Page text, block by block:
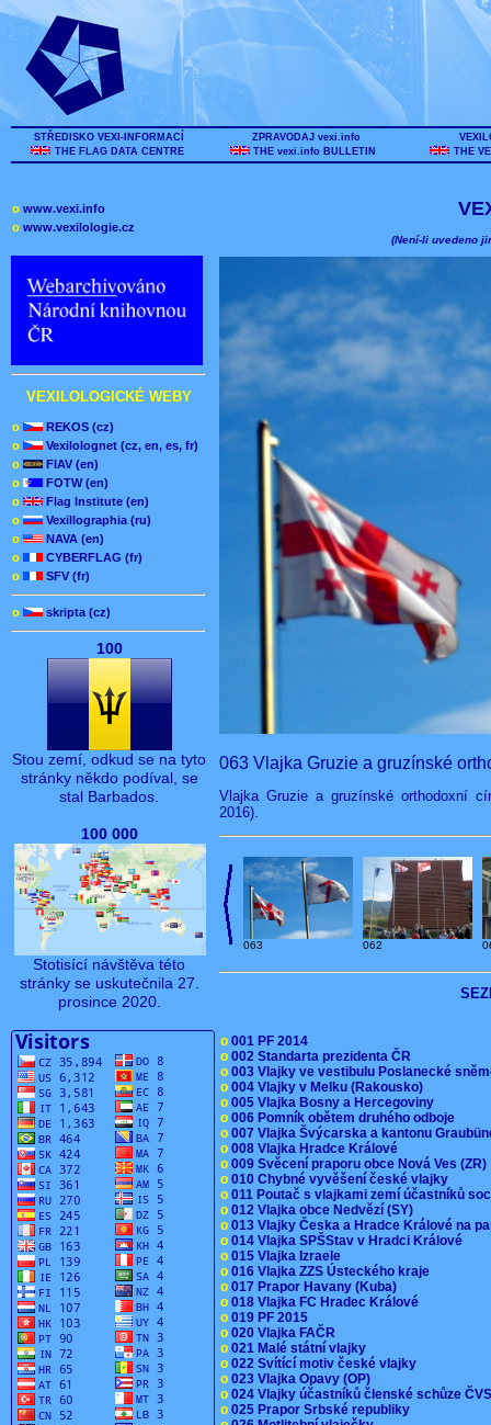
STŘEDISKO VEXI-INFORMACÍ
THE FLAG DATA CENTRE
ZPRAVODAJ vexi.info
THE vexi.info BULLETIN
THE
o www.vexi.info
o www.vexilologie.cz
VEXILOLOGICKÉ WEBY
o
REKOS (cz)
o
Vexilolognet (cz, en, es, fr)
o
FIAV (en)
o
FOTW (en)
o
Flag Institute (en)
o
Vexillographia (ru)
o
NAVA (en)
o
CYBERFLAG (fr)
o
SFV (fr)
o skripta (cz)
100
Stou zemí, odkud se na tyto
stránky někdo podíval, se
stal Barbados.
100 000
Stotisící návštěva této
stránky se uskutečnila 27.
prosince 2020.
(Není-li uvedeno
063 Vlajka Gruzie a gruzínské
Vlajka Gruzie a gruzínské orthodoxní
2016).
063 062
o 001 PF 2014
o 002 Standarta prezidenta ČR
o 003 Vlajky ve vestibulu Poslanecké
o 004 Vlajky v Melku (Rakousko)
o 005 Vlajka Bosny a Hercegoviny
o 006 Pomník obětem druhého odboje
o 007 Vlajka Švýcarska a kantonu
o 008 Vlajka Hradce Králové
o 009 Svěcení praporu obce Nová Ves
o 010 Chybné vyvěšení české vlajky
o 011 Poutač s vlajkami zemí účastníků
o 012 Vlajka obce Nedvězí (SY)
o 013 Vlajky Česka a Hradce Králové na
o 014 Vlajka SPŠStav v Hradci Králové
o 015 Vlajka Izraele
o 016 Vlajka ZZS Ústeckého kraje
o 017 Prapor Havany (Kuba)
o 018 Vlajka FC Hradec Králové
o 019 PF 2015
o 020 Vlajka FAČR
o 021 Malé státní vlajky
o 022 Svítící motiv české vlajky
o 023 Vlajka Opavy (OP)
o 024 Vlajky účastníků členské schůze
o 025 Prapor Srbské republiky